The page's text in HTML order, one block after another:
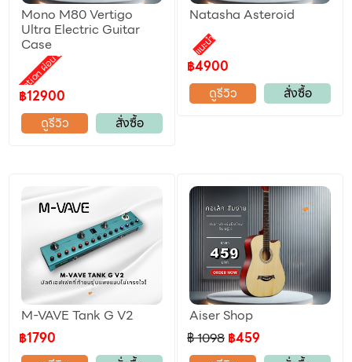
Mono M80 Vertigo
Ultra Electric Guitar
Case
Promotion ผ่อน 0%
฿12900
ดูรีวิว
สั่งซื้อ
Natasha Asteroid
แนะนำ
฿4900
ดูรีวิว
สั่งซื้อ
M-VAVE Tank G V2
฿1790
Aiser Shop
฿ 1098 ฿459